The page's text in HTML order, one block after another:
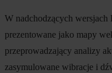
W nadchodzących
prezentowane jako mapy
przeprowadzający analizy
zasymulowane wibracje i